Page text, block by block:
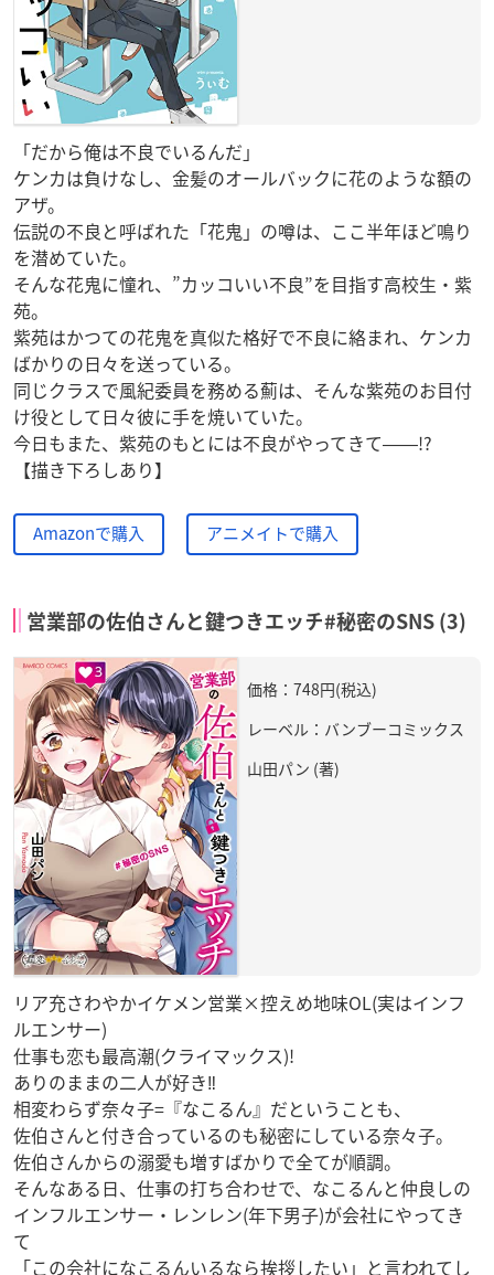
「だから俺は不良でいるんだ」
ケンカは負けなし、金髪のオールバックに花のような額の
アザ。
伝説の不良と呼ばれた「花鬼」の噂は、ここ半年ほど鳴り
を潜めていた。
そんな花鬼に憧れ、”カッコいい不良”を目指す高校生・紫
苑。
紫苑はかつての花鬼を真似た格好で不良に絡まれ、ケンカ
ばかりの日々を送っている。
同じクラスで風紀委員を務める薊は、そんな紫苑のお目付
け役として日々彼に手を焼いていた。
今日もまた、紫苑のもとには不良がやってきて――!?
【描き下ろしあり】
Amazonで購入 アニメイトで購入
営業部の佐伯さんと鍵つきエッチ#秘密のSNS (3)
価格：748円(税込)
レーベル：バンブーコミックス
山田パン (著)
リア充さわやかイケメン営業×控えめ地味OL(実はインフ
ルエンサー)
仕事も恋も最高潮(クライマックス)!
ありのままの二人が好き‼
相変わらず奈々子=『なこるん』だということも、
佐伯さんと付き合っているのも秘密にしている奈々子。
佐伯さんからの溺愛も増すばかりで全てが順調。
そんなある日、仕事の打ち合わせで、なこるんと仲良しの
インフルエンサー・レンレン(年下男子)が会社にやってき
て
「この会社になこるんいるなら挨拶したい」と言われてし